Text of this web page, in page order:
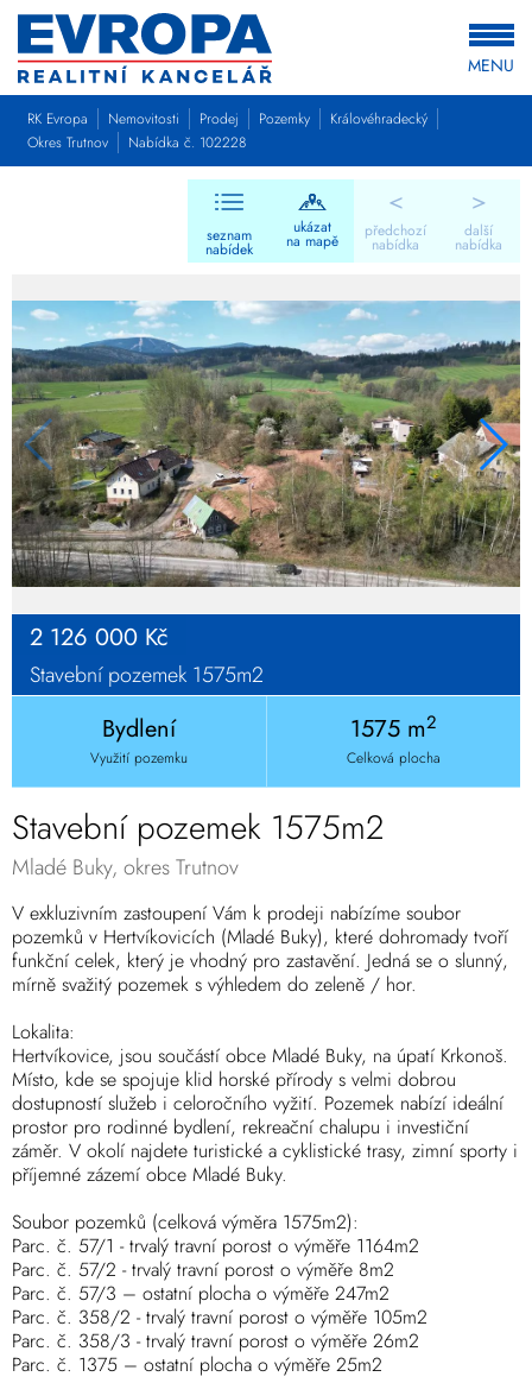
MENU
RK Evropa Nemovitosti Prodej Pozemky
Královéhradecký
Okres Trutnov
Nabídka č. 102228
<
předchozí
nabídka
seznam
nabídek
ukázat
na mapě
>
další
nabídka
2 126 000 Kč
Stavební pozemek 1575m2
Bydlení
Využití pozemku
1575 m2
Celková plocha
Stavební pozemek 1575m2
Mladé Buky, okres Trutnov
V exkluzivním zastoupení Vám k prodeji nabízíme soubor
pozemků v Hertvíkovicích (Mladé Buky), které dohromady tvoří
funkční celek, který je vhodný pro zastavění. Jedná se o slunný,
mírně svažitý pozemek s výhledem do zeleně / hor.
Lokalita:
Hertvíkovice, jsou součástí obce Mladé Buky, na úpatí Krkonoš.
Místo, kde se spojuje klid horské přírody s velmi dobrou
dostupností služeb i celoročního vyžití. Pozemek nabízí ideální
prostor pro rodinné bydlení, rekreační chalupu i investiční
záměr. V okolí najdete turistické a cyklistické trasy, zimní sporty i
příjemné zázemí obce Mladé Buky.
Soubor pozemků (celková výměra 1575m2):
Parc. č. 57/1 - trvalý travní porost o výměře 1164m2
Parc. č. 57/2 - trvalý travní porost o výměře 8m2
Parc. č. 57/3 – ostatní plocha o výměře 247m2
Parc. č. 358/2 - trvalý travní porost o výměře 105m2
Parc. č. 358/3 - trvalý travní porost o výměře 26m2
Parc. č. 1375 – ostatní plocha o výměře 25m2